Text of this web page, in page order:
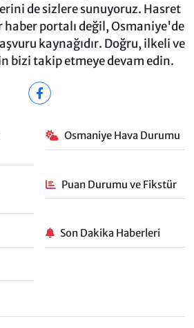
de sizlere sunuyoruz. Hasret
haber portalı değil, Osmaniye'de
kaynağıdır. Doğru, ilkeli ve
bizi takip etmeye devam edin.
Osmaniye Hava Durumu
Puan Durumu ve Fikstür
Son Dakika Haberleri